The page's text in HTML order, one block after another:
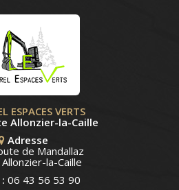
ESPACES VERTS
Allonzier-la-Caille
Adresse
de Mandallaz
la-Caille
06 43 56 53 90